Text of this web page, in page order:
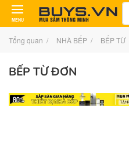
MENU
Tìm
Tổng quan NHÀ BẾP BẾP TỪ
BẾP TỪ ĐƠN